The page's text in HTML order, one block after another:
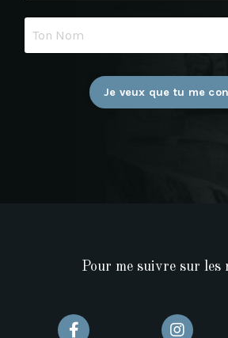
Je veux que tu me
Pour me suivre sur les